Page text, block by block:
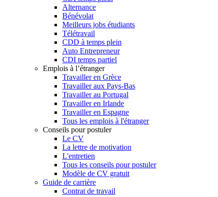
Alternance
Bénévolat
Meilleurs jobs étudiants
Télétravail
CDD à temps plein
Auto Entrepreneur
CDI temps partiel
Emplois à l’étranger
Travailler en Grèce
Travailler aux Pays-Bas
Travailler au Portugal
Travailler en Irlande
Travailler en Espagne
Tous les emplois à l'étranger
Conseils pour postuler
Le CV
La lettre de motivation
L'entretien
Tous les conseils pour postuler
Modèle de CV gratuit
Guide de carrière
Contrat de travail